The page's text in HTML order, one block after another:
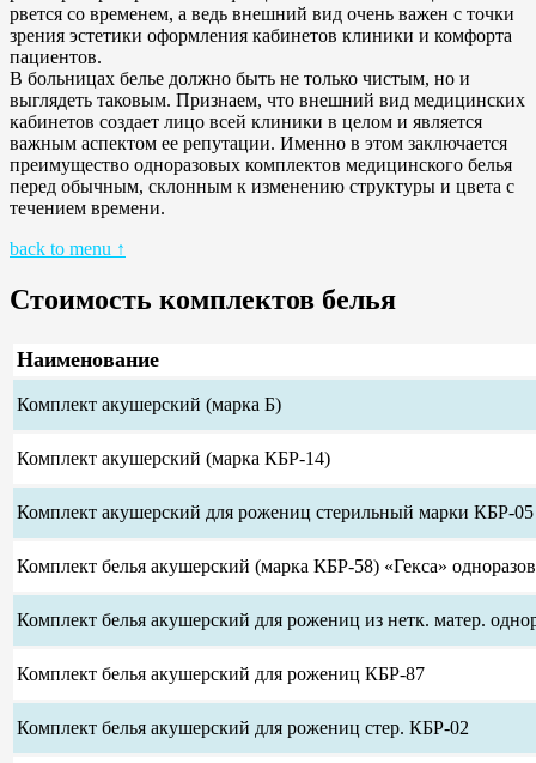
рвется со временем, а ведь внешний вид очень важен с точки
зрения эстетики оформления кабинетов клиники и комфорта
пациентов.
В больницах белье должно быть не только чистым, но и
выглядеть таковым. Признаем, что внешний вид медицинских
кабинетов создает лицо всей клиники в целом и является
важным аспектом ее репутации. Именно в этом заключается
преимущество одноразовых комплектов медицинского белья
перед обычным, склонным к изменению структуры и цвета с
течением времени.
back to menu ↑
Стоимость комплектов белья
Наименование
Комплект акушерский (марка Б)
Комплект акушерский (марка КБР-14)
Комплект акушерский для рожениц стерильный марки КБР-05
Комплект белья акушерский (марка КБР-58) «Гекса»
Комплект белья акушерский для рожениц из нетк. матер.
Комплект белья акушерский для рожениц КБР-87
Комплект белья акушерский для рожениц стер. КБР-02